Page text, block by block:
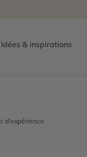
Idées & inspirations
d'expérience